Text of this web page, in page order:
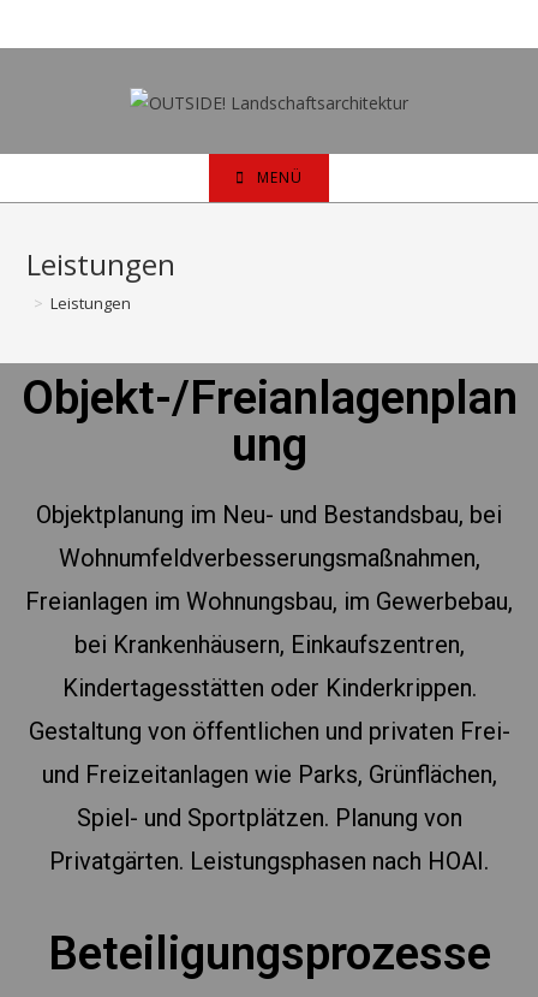
MENÜ
Leistungen
> Leistungen
Objekt-/Freianlagenplan
ung
Objektplanung im Neu- und Bestandsbau, bei
Wohnumfeldverbesserungsmaßnahmen,
Freianlagen im Wohnungsbau, im Gewerbebau,
bei Krankenhäusern, Einkaufszentren,
Kindertagesstätten oder Kinderkrippen.
Gestaltung von öffentlichen und privaten Frei-
und Freizeitanlagen wie Parks, Grünflächen,
Spiel- und Sportplätzen. Planung von
Privatgärten. Leistungsphasen nach HOAI.
Beteiligungsprozesse